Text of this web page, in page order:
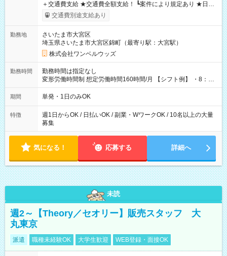
＋交通費支給 ★交通費全額支給！ ┗案件により規定あり ★日払
いOK！（規定あり） ┗働いたその日に現金GET♪ お仕事後はコ
ンビニATMから 日払い分を引き落とせます！ 【試用期間】試
交通費別途支給あり
勤務地
さいたま市大宮区
埼玉県さいたま市大宮区錦町（最寄り駅：大宮駅）
株式会社ワンベルウッズ
勤務時間
勤務時間は指定なし
変形労働時間制 想定労働時間160時間/月 【シフト例】 ・8：00
～21：00
期間 単発・1日のみOK
特徴
週1日からOK / 日払いOK / 副業・WワークOK / 10名以上の大量
募集
気になる！ 応募する 詳細へ
未読
週2～【Theory／セオリー】販売スタッフ 大
丸東京
派遣 職種未経験OK 大学生歓迎 WEB登録・面接OK